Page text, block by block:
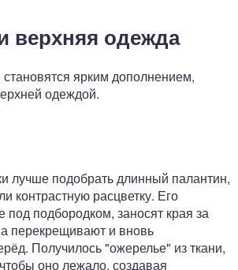
верхняя одежда
ярким дополнением,
одеждой.
лучше подобрать длинный палантин,
контрастную расцветку. Его
подбородком, заносят края за
перекрещивают и вновь
Получилось "ожерелье" из ткани,
оно лежало, создавая